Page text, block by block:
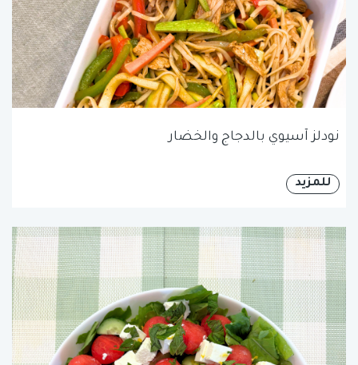
نودلز آسيوي بالدجاج والخضار
للمزيد